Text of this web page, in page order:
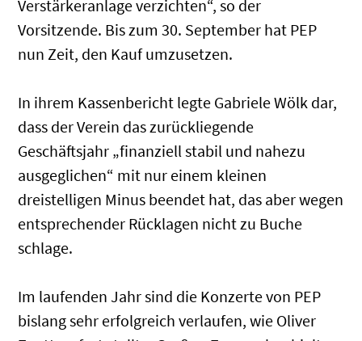
Verstärkeranlage verzichten“, so der
Vorsitzende. Bis zum 30. September hat PEP
nun Zeit, den Kauf umzusetzen.
In ihrem Kassenbericht legte Gabriele Wölk dar,
dass der Verein das zurückliegende
Geschäftsjahr „finanziell stabil und nahezu
ausgeglichen“ mit nur einem kleinen
dreistelligen Minus beendet hat, das aber wegen
entsprechender Rücklagen nicht zu Buche
schlage.
Im laufenden Jahr sind die Konzerte von PEP
bislang sehr erfolgreich verlaufen, wie Oliver